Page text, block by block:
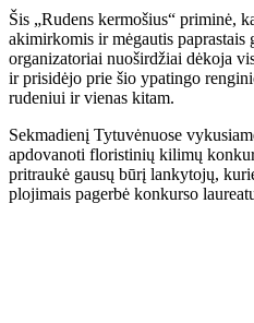
Šis „Rudens kermošius“ priminė,
akimirkomis ir mėgautis paprastais
organizatoriai nuoširdžiai dėkoja
ir prisidėjo prie šio ypatingo
rudeniui ir vienas kitam.
Sekmadienį Tytuvėnuose
apdovanoti floristinių kilimų
pritraukė gausų būrį lankytojų,
plojimais pagerbė konkurso